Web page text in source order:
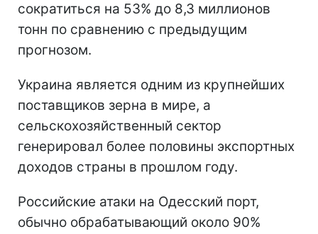
сократиться на 53% до 8,3 миллионов
тонн по сравнению с предыдущим
прогнозом.
Украина является одним из крупнейших
поставщиков зерна в мире, а
сельскохозяйственный сектор
генерировал более половины экспортных
доходов страны в прошлом году.
Российские атаки на Одесский порт,
обычно обрабатывающий около 90%